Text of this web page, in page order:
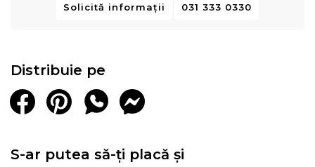
Solicită informații 031 333 0330
Distribuie pe
S-ar putea să-ți placă și